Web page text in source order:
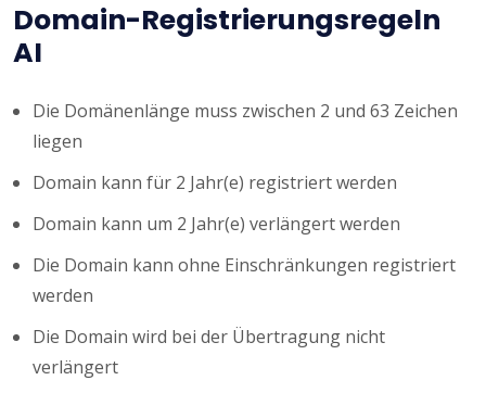
Domain-Registrierungsregeln
AI
Die Domänenlänge muss zwischen 2 und 63 Zeichen
liegen
Domain kann für 2 Jahr(e) registriert werden
Domain kann um 2 Jahr(e) verlängert werden
Die Domain kann ohne Einschränkungen registriert
werden
Die Domain wird bei der Übertragung nicht
verlängert